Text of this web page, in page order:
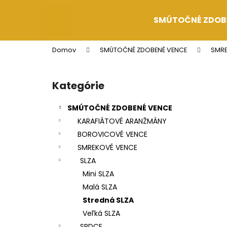
SMÚTOČNÉ
Domov SMÚTOČNÉ ZDOBENÉ VENCE
Preskočiť
kategórie
Kategórie
SMÚTOČNÉ ZDOBENÉ VENCE
KARAFIÁTOVÉ ARANŽMÁNY
BOROVICOVÉ VENCE
SMREKOVÉ VENCE
SLZA
Mini SLZA
Malá SLZA
Stredná SLZA
Veľká SLZA
í
do
obchodu
do
obchodu